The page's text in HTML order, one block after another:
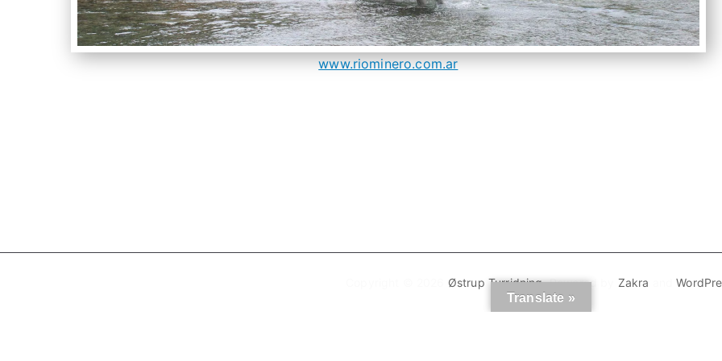
www.riominero.com.ar
Østrup Turridning. Powered by Zakra and
Translate »